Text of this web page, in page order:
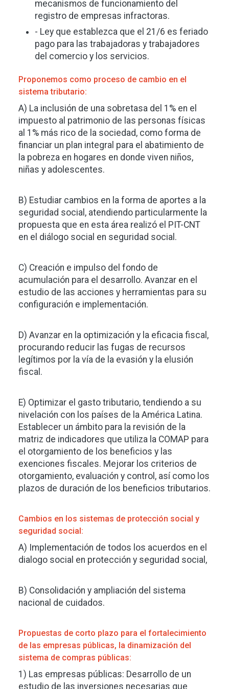
mecanismos de funcionamiento del
registro de empresas infractoras.
- Ley que establezca que el 21/6 es feriado
pago para las trabajadoras y trabajadores
del comercio y los servicios.
Proponemos como proceso de cambio en el
sistema tributario:
A) La inclusión de una sobretasa del 1% en el
impuesto al patrimonio de las personas físicas
al 1% más rico de la sociedad, como forma de
financiar un plan integral para el abatimiento de
la pobreza en hogares en donde viven niños,
niñas y adolescentes.
B) Estudiar cambios en la forma de aportes a la
seguridad social, atendiendo particularmente la
propuesta que en esta área realizó el PIT-CNT
en el diálogo social en seguridad social.
C) Creación e impulso del fondo de
acumulación para el desarrollo. Avanzar en el
estudio de las acciones y herramientas para su
configuración e implementación.
D) Avanzar en la optimización y la eficacia fiscal,
procurando reducir las fugas de recursos
legítimos por la vía de la evasión y la elusión
fiscal.
E) Optimizar el gasto tributario, tendiendo a su
nivelación con los países de la América Latina.
Establecer un ámbito para la revisión de la
matriz de indicadores que utiliza la COMAP para
el otorgamiento de los beneficios y las
exenciones fiscales. Mejorar los criterios de
otorgamiento, evaluación y control, así como los
plazos de duración de los beneficios tributarios.
Cambios en los sistemas de protección social y
seguridad social:
A) Implementación de todos los acuerdos en el
dialogo social en protección y seguridad social,
B) Consolidación y ampliación del sistema
nacional de cuidados.
Propuestas de corto plazo para el fortalecimiento
de las empresas públicas, la dinamización del
sistema de compras públicas:
1) Las empresas públicas: Desarrollo de un
estudio de las inversiones necesarias que